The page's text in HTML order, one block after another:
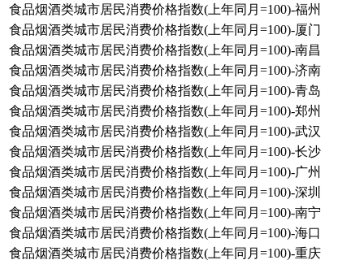
食品烟酒类城市居民消费价格指数(上年同月=100)-福州
食品烟酒类城市居民消费价格指数(上年同月=100)-厦门
食品烟酒类城市居民消费价格指数(上年同月=100)-南昌
食品烟酒类城市居民消费价格指数(上年同月=100)-济南
食品烟酒类城市居民消费价格指数(上年同月=100)-青岛
食品烟酒类城市居民消费价格指数(上年同月=100)-郑州
食品烟酒类城市居民消费价格指数(上年同月=100)-武汉
食品烟酒类城市居民消费价格指数(上年同月=100)-长沙
食品烟酒类城市居民消费价格指数(上年同月=100)-广州
食品烟酒类城市居民消费价格指数(上年同月=100)-深圳
食品烟酒类城市居民消费价格指数(上年同月=100)-南宁
食品烟酒类城市居民消费价格指数(上年同月=100)-海口
食品烟酒类城市居民消费价格指数(上年同月=100)-重庆